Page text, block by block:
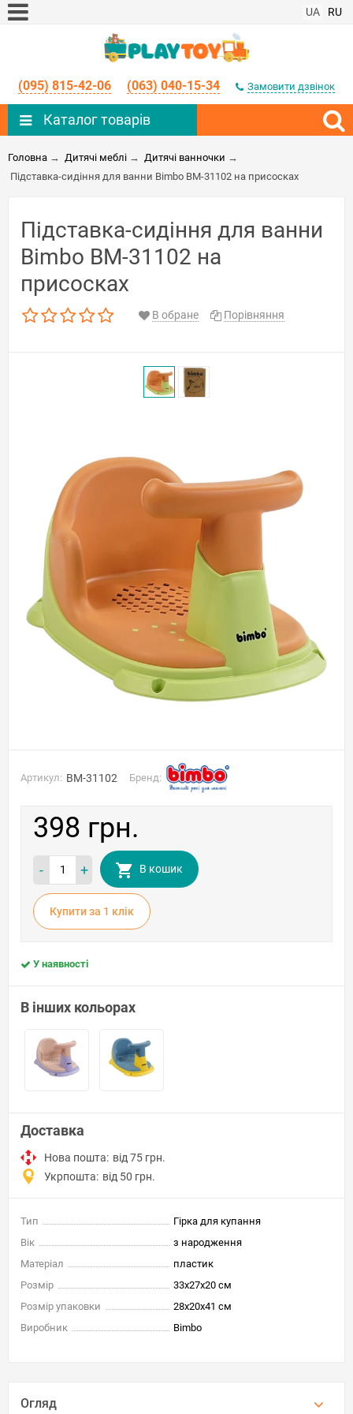
UA RU
(095) 815-42-06 (063) 040-15-34 Замовити дзвінок
Каталог товарів
Головна → Дитячі меблі → Дитячі ванночки →
Підставка-сидіння для ванни Bimbo BM-31102 на присосках
Підставка-сидіння для ванни
Bimbo BM-31102 на
присосках
В обране Порівняння
Артикул: BM-31102 Бренд:
398 грн.
- + В кошик
Купити за 1 клiк
У наявності
В інших кольорах
Доставка
Нова пошта: від 75 грн.
Укрпошта: від 50 грн.
Тип
Гірка для купання
Вік
з народження
Матеріал
пластик
Розмір
33x27x20 см
Розмір упаковки
28x20x41 см
Виробник
Bimbo
Огляд